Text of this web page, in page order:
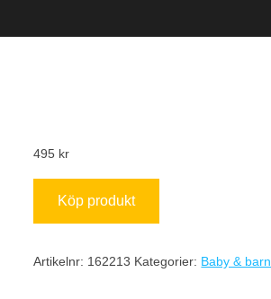
495 kr
Köp produkt
Artikelnr: 162213 Kategorier: Baby & barn